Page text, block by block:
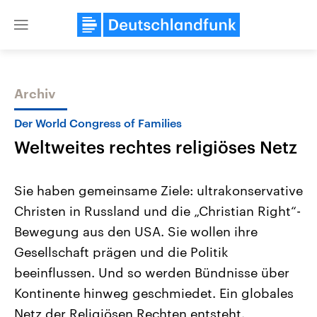
Close
Themen
Landtagswahl Sachsen-Anhalt
2026
Alle Informationen
Sachsen-Anhalt wählt am 6.
September 2026 einen neuen
Landtag. Seit 2021 wird das
Bundesland von einer Koalition aus
USA
Aktuelle Beiträge,
Hintergründe
Wirtschaftlich und
gehören die Vereinigten
den mächtigsten Ländern
mit großem Einfluss auf
Archiv
Der World Congress of Families
Weltweites rechtes religiöses Netz
Sie haben gemeinsame Ziele: ultrakonservative
Christen in Russland und die „Christian Right“-
Bewegung aus den USA. Sie wollen ihre
Gesellschaft prägen und die Politik
beeinflussen. Und so werden Bündnisse über
Kontinente hinweg geschmiedet. Ein globales
Netz der Religiösen Rechten entsteht.